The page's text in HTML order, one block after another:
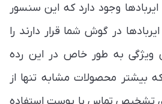
وجود دارد که این سنسور
در گوش شما قرار دارند را
به طور خاص در این رده
بیشتر محصولات مشابه تنها از